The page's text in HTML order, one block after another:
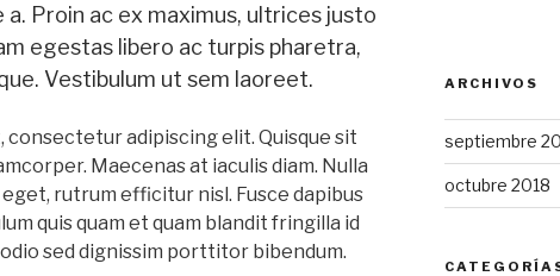
Proin ac ex maximus, ultrices justo
egestas libero ac turpis pharetra,
Vestibulum ut sem laoreet.
consectetur adipiscing elit. Quisque sit
Maecenas at iaculis diam. Nulla
rutrum efficitur nisl. Fusce dapibus
quis quam et quam blandit fringilla id
sed dignissim porttitor bibendum.
ARCHIVOS
septiembre
octubre 2018